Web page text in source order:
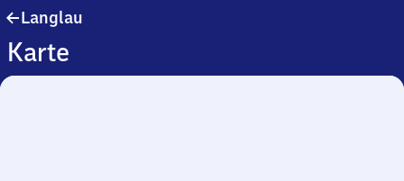
Langlau
Karte